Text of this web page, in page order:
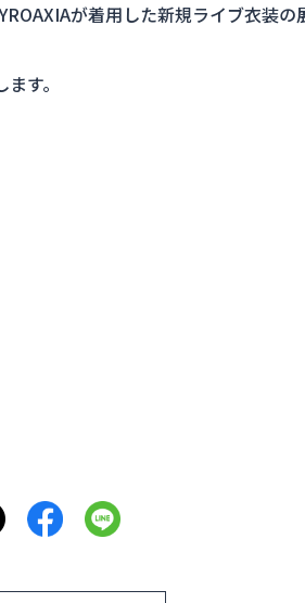
が着用した新規ライブ衣装の
す。